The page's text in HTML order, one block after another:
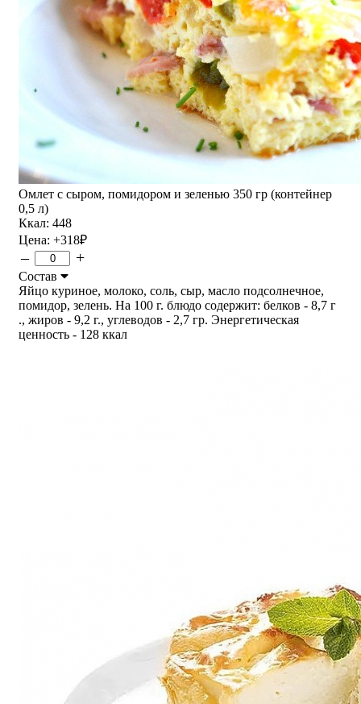
Омлет с сыром, помидором и зеленью 350 гр (контейнер
0,5 л)
Ккал: 448
Цена: +318₽
– +
Состав
Яйцо куриное, молоко, соль, сыр, масло подсолнечное,
помидор, зелень. На 100 г. блюдо содержит: белков - 8,7 г
., жиров - 9,2 г., углеводов - 2,7 гр. Энергетическая
ценность - 128 ккал